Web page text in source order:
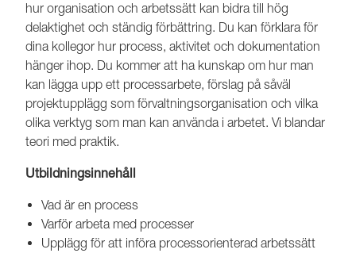
hur organisation och arbetssätt kan bidra till hög
delaktighet och ständig förbättring. Du kan förklara för
dina kollegor hur process, aktivitet och dokumentation
hänger ihop. Du kommer att ha kunskap om hur man
kan lägga upp ett processarbete, förslag på såväl
projektupplägg som förvaltningsorganisation och vilka
olika verktyg som man kan använda i arbetet. Vi blandar
teori med praktik.
Utbildningsinnehåll
Vad är en process
Varför arbeta med processer
Upplägg för att införa processorienterad arbetssätt